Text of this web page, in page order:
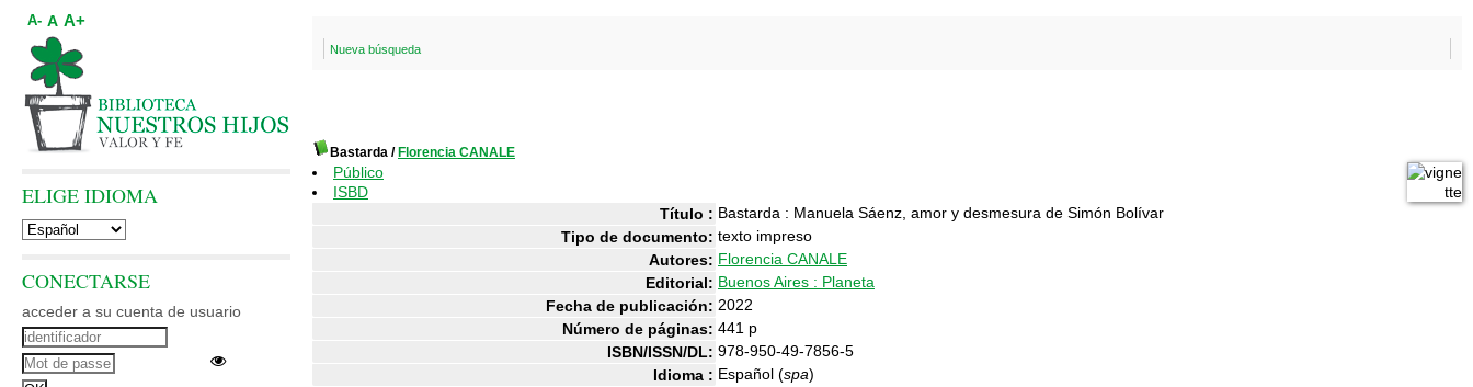
Nueva búsqueda
Bastarda / Florencia CANALE
Público
ISBD
Título : Bastarda : Manuela Sáenz, amor y desmesura de Simón Bolívar
Tipo de documento: texto impreso
Autores: Florencia CANALE
Editorial: Buenos Aires : Planeta
Fecha de publicación: 2022
Número de páginas: 441 p
ISBN/ISSN/DL: 978-950-49-7856-5
Idioma : Español (spa)
A- A A+
ELIGE IDIOMA
CONECTARSE
acceder a su cuenta de usuario